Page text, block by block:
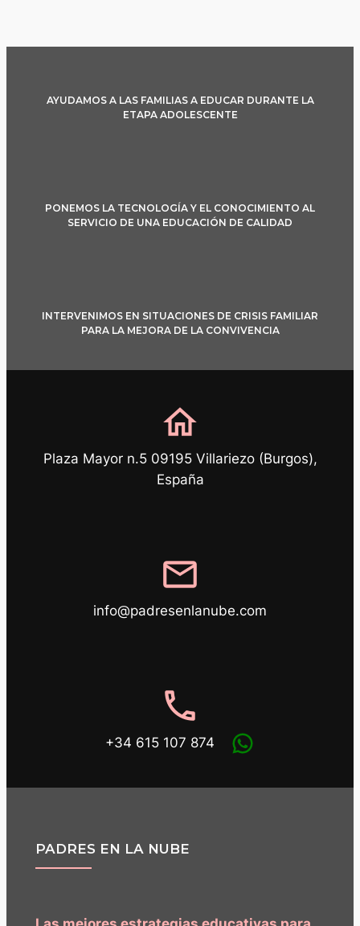
AYUDAMOS A LAS FAMILIAS A EDUCAR DURANTE LA
ETAPA ADOLESCENTE
PONEMOS LA TECNOLOGÍA Y EL CONOCIMIENTO AL
SERVICIO DE UNA EDUCACIÓN DE CALIDAD
INTERVENIMOS EN SITUACIONES DE CRISIS FAMILIAR
PARA LA MEJORA DE LA CONVIVENCIA
home
Plaza Mayor n.5 09195 Villariezo (Burgos),
España
mail
info@padresenlanube.com
phone
+34 615 107 874
PADRES EN LA NUBE